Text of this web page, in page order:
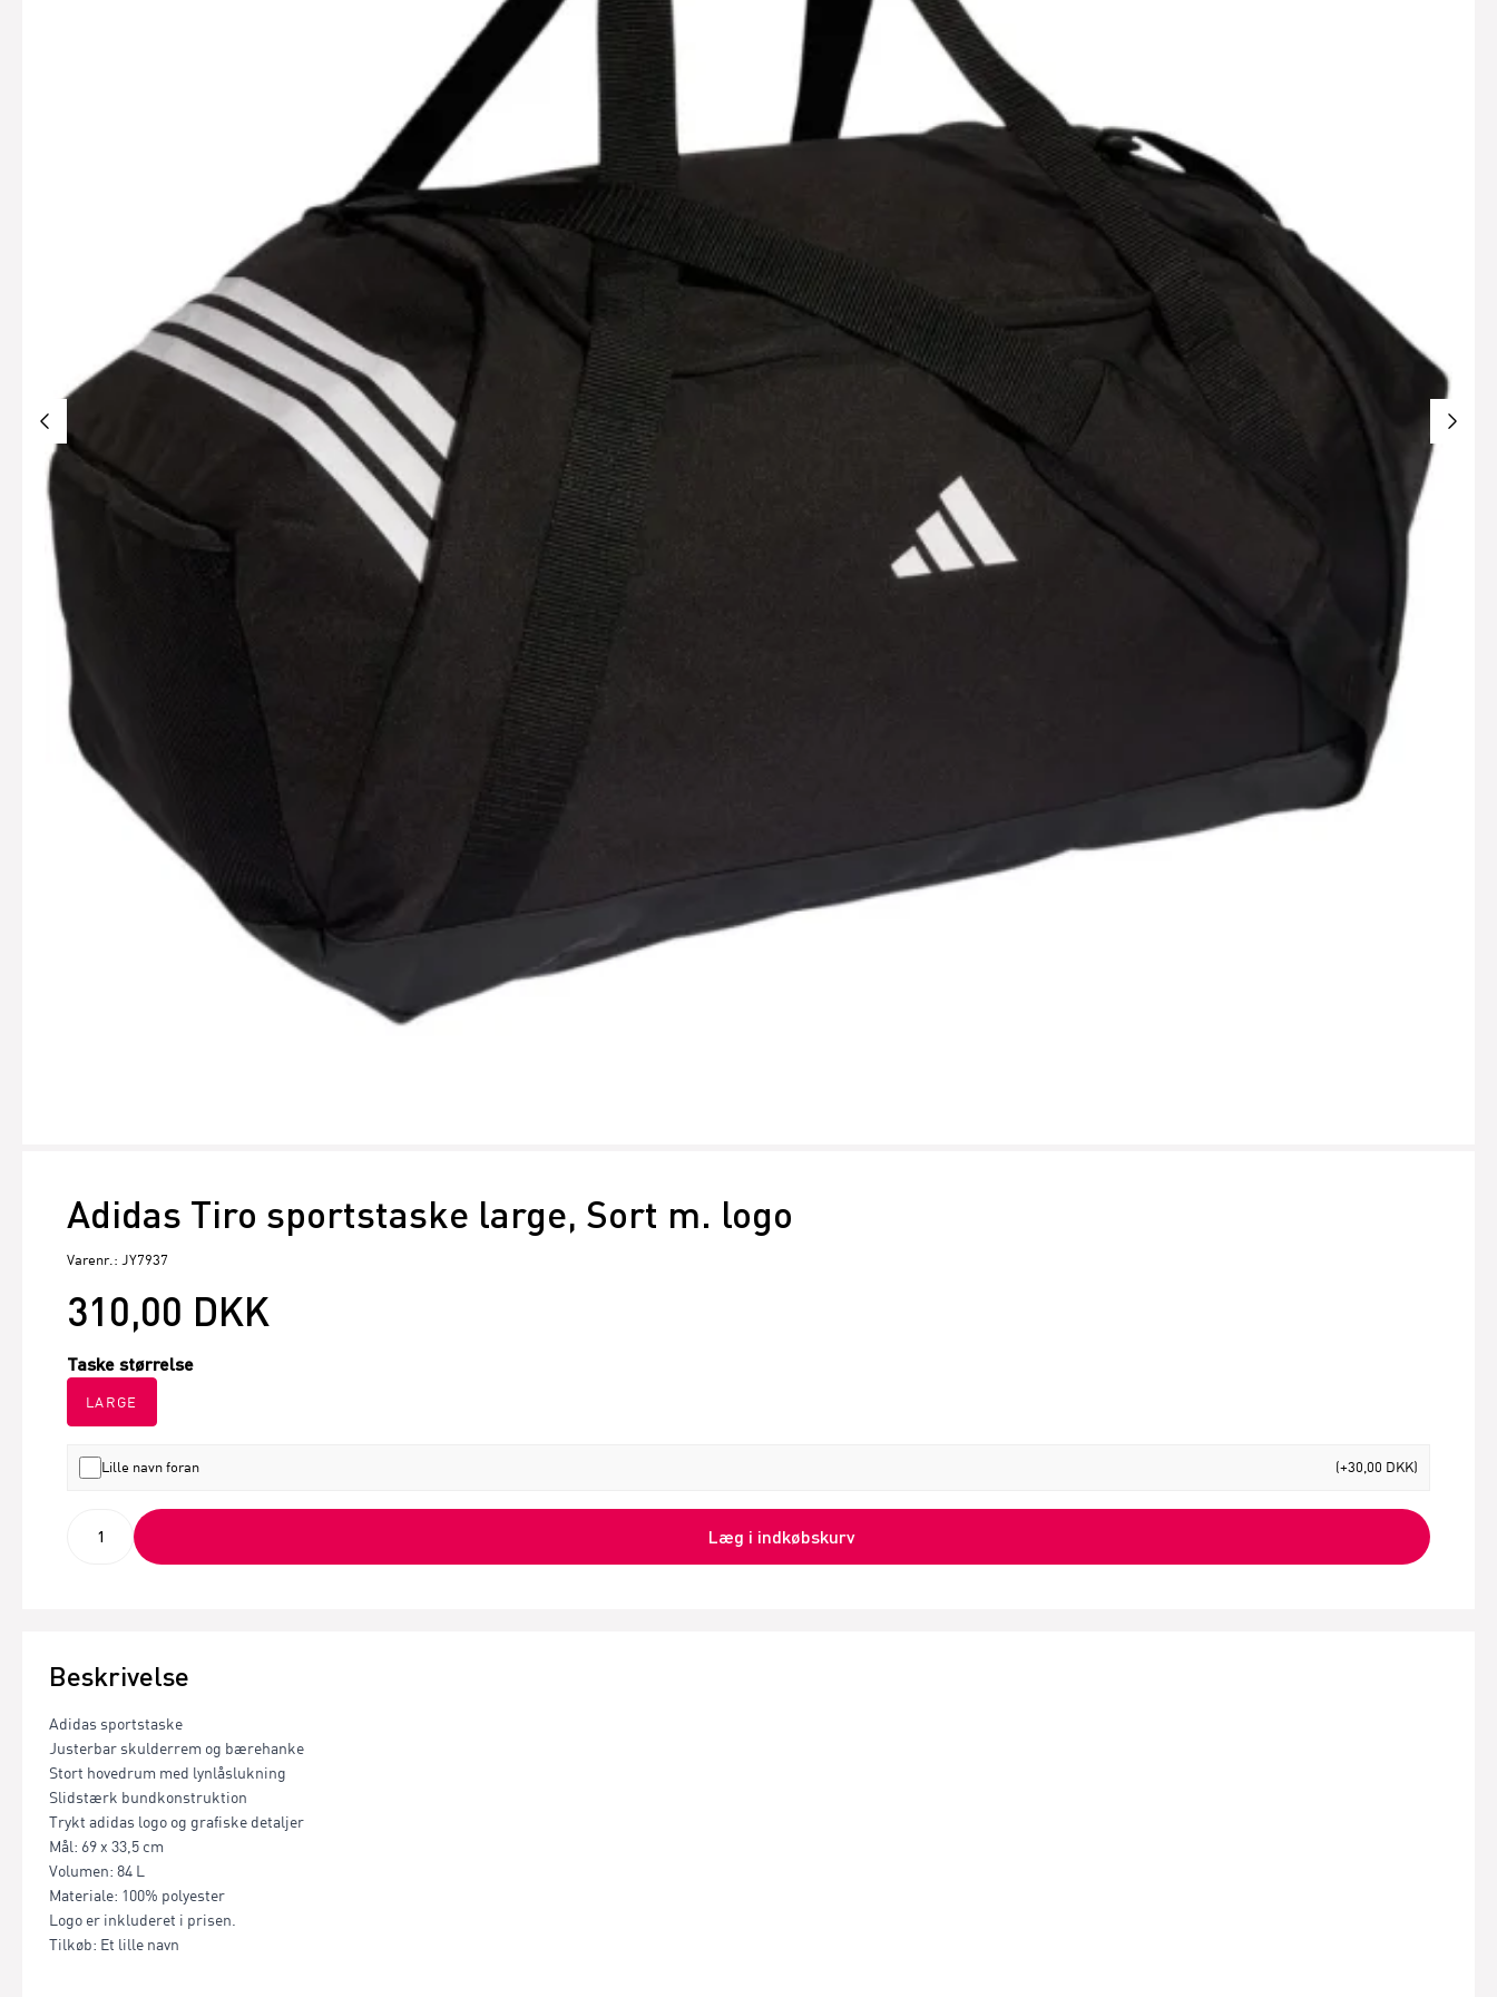
Adidas Tiro sportstaske large, Sort m. logo
Varenr.: JY7937
310,00 DKK
Taske størrelse
LARGE
Lille navn foran (+30,00 DKK)
Læg i indkøbskurv
Beskrivelse
Adidas sportstaske
Justerbar skulderrem og bærehanke
Stort hovedrum med lynlåslukning
Slidstærk bundkonstruktion
Trykt adidas logo og grafiske detaljer
Mål: 69 x 33,5 cm
Volumen: 84 L
Materiale: 100% polyester
Logo er inkluderet i prisen.
Tilkøb: Et lille navn